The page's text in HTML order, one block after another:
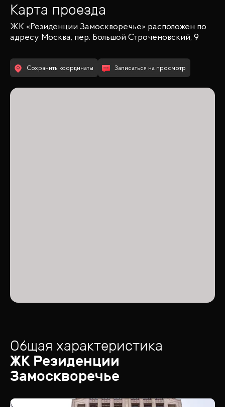
Карта проезда
ЖК «Резиденции Замоскворечье» расположен по
адресу Москва, пер. Большой Строченовский, 9
Сохранить координаты Записаться на просмотр
Общая характеристика
ЖК Резиденции
Замоскворечье